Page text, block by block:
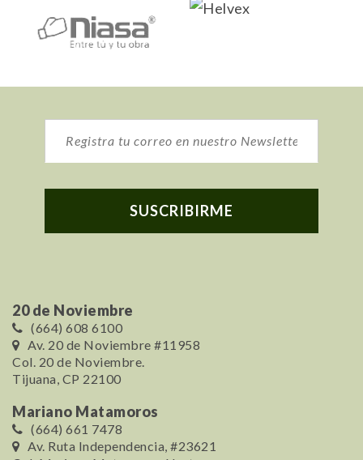
20 de Noviembre
(664) 608 6100
Av. 20 de Noviembre #11958
Col. 20 de Noviembre.
Tijuana, CP 22100
Mariano Matamoros
(664) 661 7478
Av. Ruta Independencia, #23621